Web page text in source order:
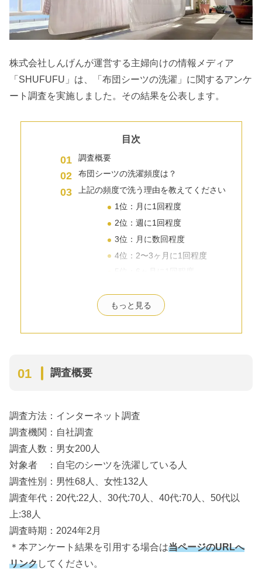
株式会社しんげんが運営する主婦向けの情報メディア
「SHUFUFU」は、「布団シーツの洗濯」に関するアンケ
ート調査を実施しました。その結果を公表します。
目次
調査概要
布団シーツの洗濯頻度は？
上記の頻度で洗う理由を教えてください
1位：月に1回程度
2位：週に1回程度
3位：月に数回程度
4位：2〜3ヶ月に1回程度
7位：週に2〜3回
調査結果まとめ
もっと見る
調査概要
調査方法：インターネット調査
調査機関：自社調査
調査人数：男女200人
対象者 ：自宅のシーツを洗濯している人
調査性別：男性68人、女性132人
調査年代：20代:22人、30代:70人、40代:70人、50代以
上:38人
調査時期：2024年2月
＊本アンケート結果を引用する場合は当ページのURLへ
リンクしてください。